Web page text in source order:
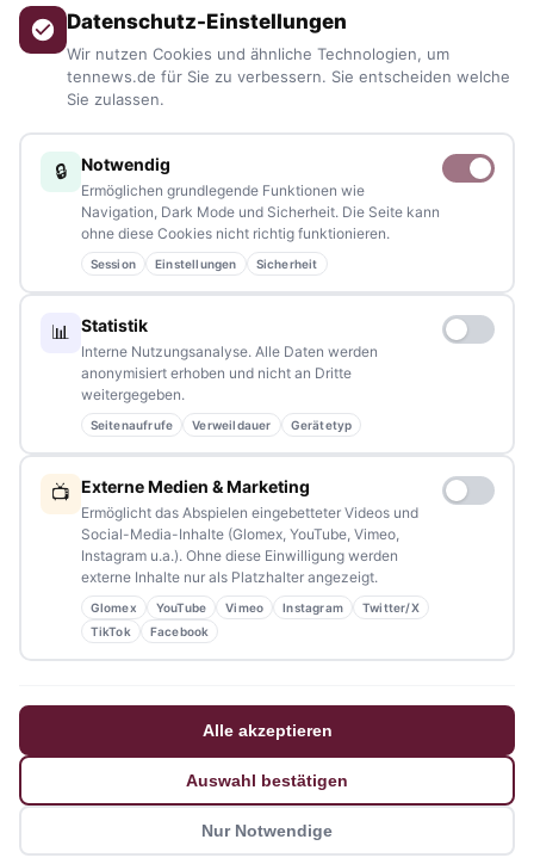
Bayern.
Aktuelle News, Hintergründe, Service und Freizeittipps
aus allen Regionen, Städten und Landkreisen.
Blaulicht, von Kultur bis Sport, von Alltagstipps bis
Veranstaltungen– immer aktuell, immer aus Ihrer Nähe.
Sie haben ein Thema, spannende Fotos oder Videos, oder
kennen eine Geschichte, die erzählt werden sollte?
Schreiben Sie uns – gemeinsam mit unseren Leserinnen und
Lesern bleiben wir am Puls der Zeit.
Partnerschaften:info@tennews.de
Redaktion:redaktion@tennews.de
NAVIGATION
Stellenanzeigen
Datenschutzerklärung
Barrierefreiheitserklärung
Datenschutz-Einstellungen
Wir nutzen Cookies und ähnliche Technologien, um
tennews.de für Sie zu verbessern. Sie entscheiden welche
Sie zulassen.
🔒 Notwendig
Ermöglichen grundlegende Funktionen wie
Navigation, Dark Mode und Sicherheit. Die Seite kann
ohne diese Cookies nicht richtig funktionieren.
Session Einstellungen Sicherheit
📊 Statistik
Interne Nutzungsanalyse. Alle Daten werden
anonymisiert erhoben und nicht an Dritte
weitergegeben.
Seitenaufrufe Verweildauer Gerätetyp
📺 Externe Medien & Marketing
Ermöglicht das Abspielen eingebetteter Videos und
Social-Media-Inhalte (Glomex, YouTube, Vimeo,
Instagram u.a.). Ohne diese Einwilligung werden
externe Inhalte nur als Platzhalter angezeigt.
Glomex YouTube Vimeo Instagram
Twitter/X
TikTok
Facebook
Alle akzeptieren
Auswahl bestätigen
Nur Notwendige